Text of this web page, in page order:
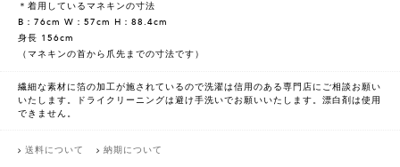
＊着用しているマネキンの寸法
B：76cm W：57cm H：88.4cm
身長 156cm
（マネキンの首から爪先までの寸法です）
繊細な素材に箔の加工が施されているので洗濯は信用のある専門店にご相談お願い
いたします。ドライクリーニングは避け手洗いでお願いいたします。漂白剤は使用
できません。
送料について 納期について